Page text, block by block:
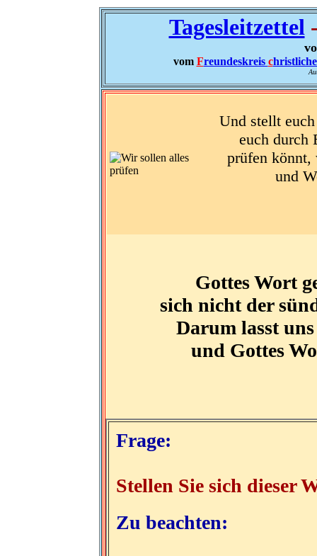
Tagesleitzettel
vom Freundeskreis c
Und stellt
euch durch
prüfen könnt,
und
Gottes Wort
sich nicht der
Darum lasst
und Gottes
Frage:
Stellen Sie sich dieser
Zu beachten: